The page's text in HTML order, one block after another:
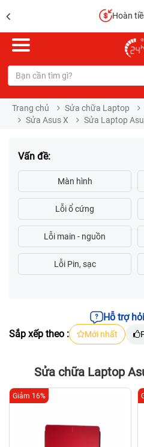
Hoàn
Trang chủ Sửa chữa Laptop
Sửa Asus X
Sửa Laptop
Vấn đề:
Hỗ trợ
Sắp xếp theo :
Mới nhất
Sửa chữa Laptop
Giảm 16%